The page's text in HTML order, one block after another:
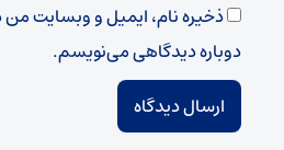
ذخیره نام، ایمیل و وبسایت من
دوباره دیدگاهی می‌نویسم.